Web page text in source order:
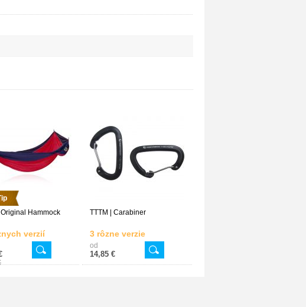
Original Hammock
verzií
TTTM | Carabiner
3 rôzne verzie
od
14,85 €